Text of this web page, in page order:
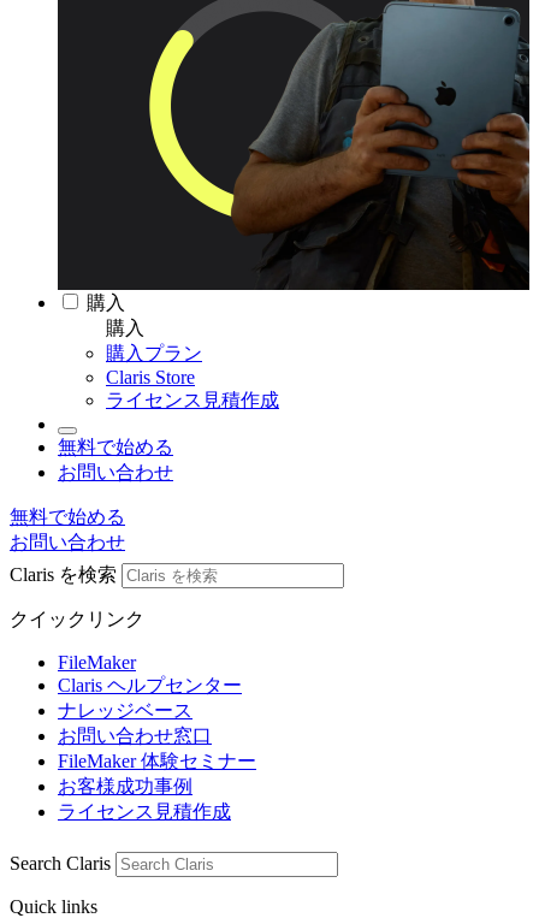
購入
購入
購入プラン
Claris Store
ライセンス見積作成
無料で始める
お問い合わせ
無料で始める
お問い合わせ
Claris を検索
クイックリンク
FileMaker
Claris ヘルプセンター
ナレッジベース
お問い合わせ窓口
FileMaker 体験セミナー
お客様成功事例
ライセンス見積作成
Search Claris
Quick links